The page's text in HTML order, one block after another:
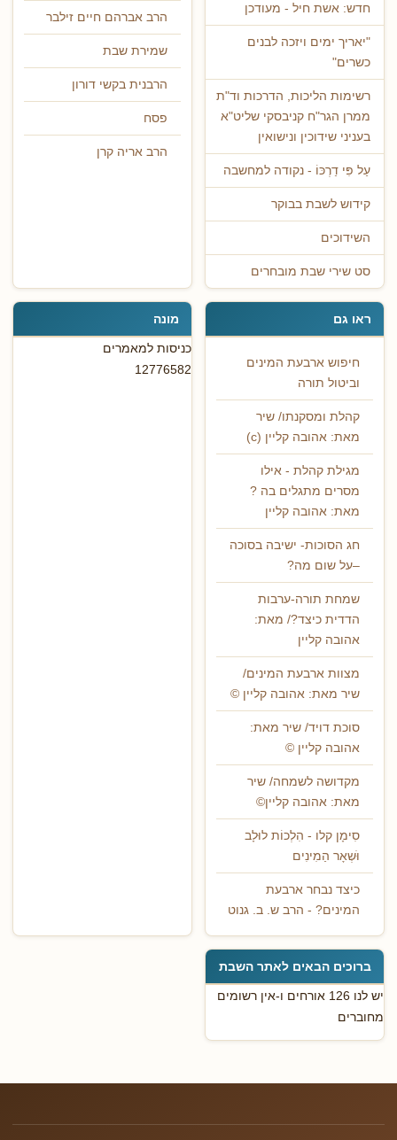
חדש: אשת חיל - מעודכן
"יאריך ימים ויזכה לבנים
כשרים"
רשימות הליכות, הדרכות וד"ת
ממרן הגר"ח קניבסקי שליט"א
בעניני שידוכין ונישואין
עַל פִּי דַרְכּוֹ - נקודה למחשבה
קידוש לשבת בבוקר
השידוכים
סט שירי שבת מובחרים
הרב אברהם חיים זילבר
שמירת שבת
הרבנית בקשי דורון
פסח
הרב אריה קרן
ראו גם
חיפוש ארבעת המינים
וביטול תורה
קהלת ומסקנתו/ שיר
מאת: אהובה קליין (c)
מגילת קהלת - אילו
מסרים מתגלים בה ?
מאת: אהובה קליין
חג הסוכות- ישיבה בסוכה
–על שום מה?
שמחת תורה-ערבות
הדדית כיצד?/ מאת:
אהובה קליין
מצוות ארבעת המינים/
שיר מאת: אהובה קליין ©
סוכת דויד/ שיר מאת:
אהובה קליין ©
מקדושה לשמחה/ שיר
מאת: אהובה קליין©
סִימָן קלו - הִלְכוֹת לוּלָב
וֹּשְאָר הַמִינִים
כיצד נבחר ארבעת
המינים? - הרב ש. ב. גנוט
מונה
כניסות למאמרים
12776582
ברוכים הבאים לאתר השבת
יש לנו 126 אורחים ו-אין רשומים
מחוברים